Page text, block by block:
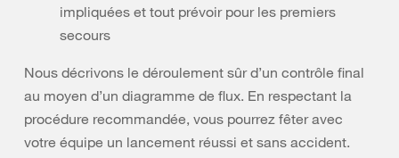
impliquées et tout prévoir pour les premiers
secours
Nous décrivons le déroulement sûr d’un contrôle final
au moyen d’un diagramme de flux. En respectant la
procédure recommandée, vous pourrez fêter avec
votre équipe un lancement réussi et sans accident.